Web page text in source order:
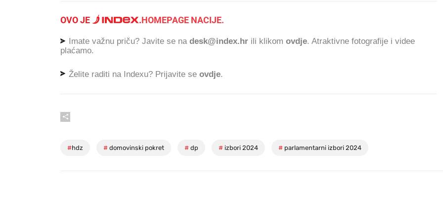
OVO JE .HOMEPAGE NACIJE.
Imate važnu priču? Javite se na desk@index.hr ili klikom ovdje. Atraktivne fotografije i videe
plaćamo.
Želite raditi na Indexu? Prijavite se ovdje.
#hdz # domovinski pokret # dp # izbori 2024 # parlamentarni izbori 2024